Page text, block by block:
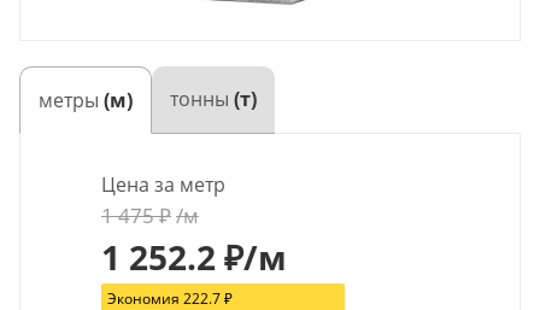
метры (м) тонны (т)
Цена за метр
1 475₽/м
1 252.2 ₽/м
Экономия 222.7₽